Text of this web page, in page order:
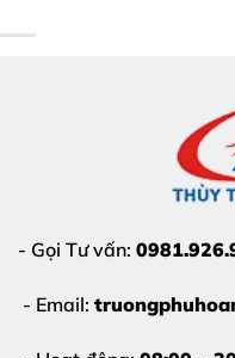
- Gọi Tư vấn:
- Email: